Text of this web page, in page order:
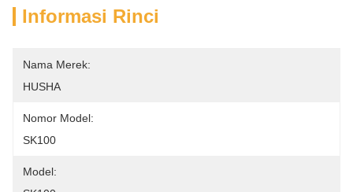
Informasi Rinci
Nama Merek:
HUSHA
Nomor Model:
SK100
Model: